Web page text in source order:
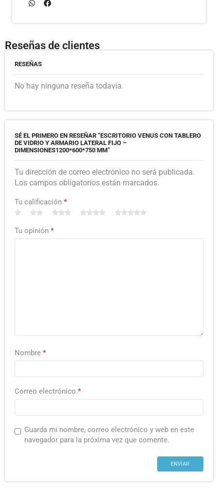
Reseñas de clientes
RESEÑAS
No hay ninguna reseña todavía.
SÉ EL PRIMERO EN RESEÑAR “ESCRITORIO VENUS CON TABLERO
DE VIDRIO Y ARMARIO LATERAL FIJO –
DIMENSIONES1200*600*750 MM”
Tu dirección de correo electrónico no será publicada.
Los campos obligatorios están marcados.
Tu calificación *
Tu opinión *
Nombre *
Correo electrónico *
Guarda mi nombre, correo electrónico y web en este
navegador para la próxima vez que comente.